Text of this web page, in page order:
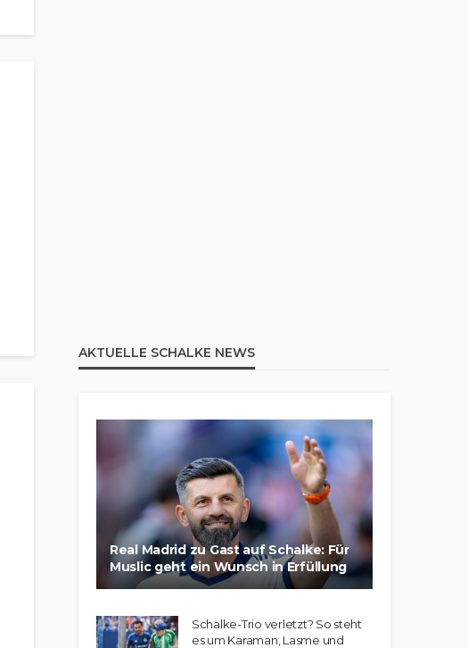
AKTUELLE SCHALKE NEWS
Real Madrid zu Gast auf Schalke: Für
Muslic geht ein Wunsch in Erfüllung
Schalke-Trio verletzt? So steht
es um Karaman, Lasme und